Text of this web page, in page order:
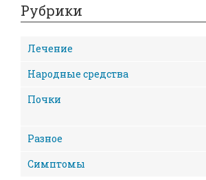
Рубрики
Лечение
Народные средства
Почки
Разное
Симптомы